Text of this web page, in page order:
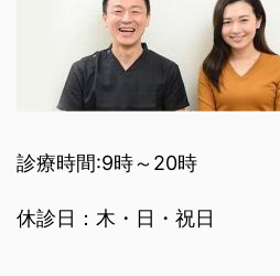
診療時間:9時～20時
休診日：木・日・祝日